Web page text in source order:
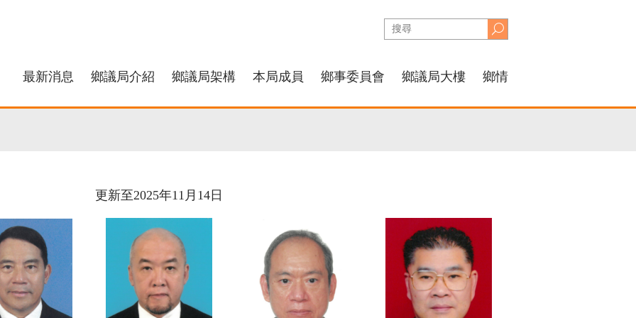
最新消息 鄉議局介紹 鄉議局架構 本局成員 鄉事委員會 鄉議局大樓 鄉情
更新至2025年11月14日